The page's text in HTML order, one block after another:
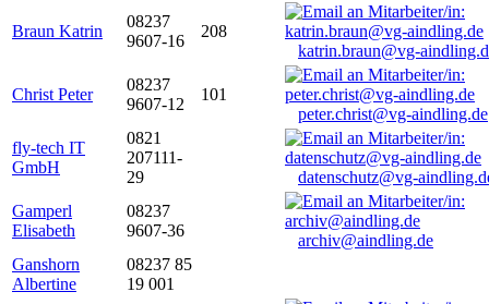
Braun Katrin
08237
9607-16
208
katrin.braun@vg-
Christ Peter
08237
9607-12
101
peter.christ@vg-aindling.de
fly-tech IT
GmbH
0821
207111-
29
datenschutz@vg-
Gamperl
Elisabeth
08237
9607-36
archiv@aindling.de
Ganshorn
Albertine
08237 85
19 001